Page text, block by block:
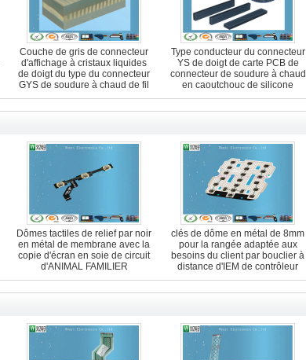
Couche de gris de connecteur
d'affichage à cristaux liquides
de doigt du type du connecteur
GYS de soudure à chaud de fil
d'or/carte PCB
Type conducteur du connecteur
YS de doigt de carte PCB de
connecteur de soudure à chaud
en caoutchouc de silicone
Dômes tactiles de relief par noir
en métal de membrane avec la
copie d'écran en soie de circuit
d'ANIMAL FAMILIER
clés de dôme en métal de 8mm
pour la rangée adaptée aux
besoins du client par bouclier à
distance d'IEM de contrôleur